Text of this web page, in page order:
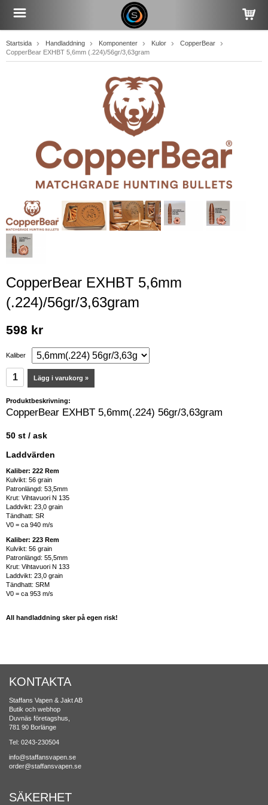
Startsida Handladdning Komponenter Kulor
CopperBear
CopperBear EXHBT 5,6mm (.224)/56gr/3,63gram
CopperBear EXHBT 5,6mm
(.224)/56gr/3,63gram
598 kr
Kaliber
Lägg i varukorg »
Produktbeskrivning:
CopperBear EXHBT 5,6mm(.224) 56gr/3,63gram
50 st / ask
Laddvärden
Kaliber: 222 Rem
Kulvikt: 56 grain
Patronlängd: 53,5mm
Krut: Vihtavuori N 135
Laddvikt: 23,0 grain
Tändhatt: SR
V0 = ca 940 m/s
Kaliber: 223 Rem
Kulvikt: 56 grain
Patronlängd: 55,5mm
Krut: Vihtavuori N 133
Laddvikt: 23,0 grain
Tändhatt: SRM
V0 = ca 953 m/s
All handladdning sker på egen risk!
KONTAKTA
Staffans Vapen & Jakt AB
Butik och webhop
Duvnäs företagshus,
781 90 Borlänge
Tel: 0243-230504
info@staffansvapen.se
order@staffansvapen.se
SÄKERHET